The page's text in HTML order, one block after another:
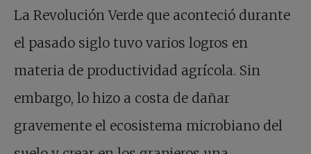
La Revolución Verde que aconteció durante
el pasado siglo tuvo varios logros en
materia de productividad agrícola. Sin
embargo, lo hizo a costa de dañar
gravemente el ecosistema microbiano del